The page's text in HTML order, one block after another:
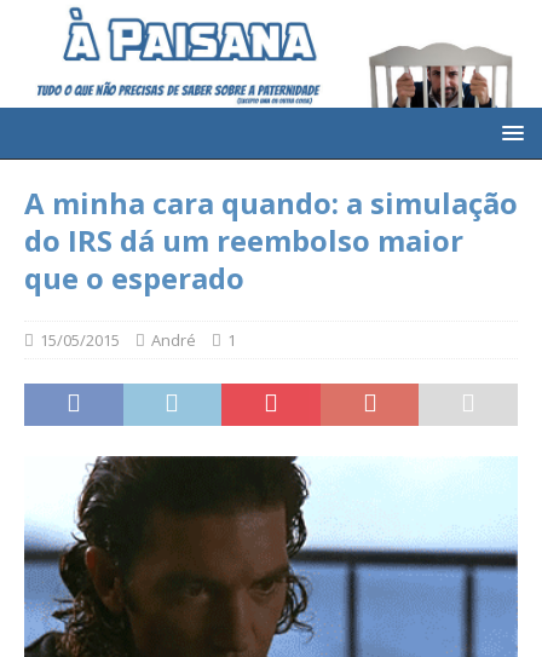
A minha cara quando: a simulação
do IRS dá um reembolso maior
que o esperado
15/05/2015 André 1